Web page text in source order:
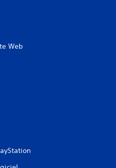
Web